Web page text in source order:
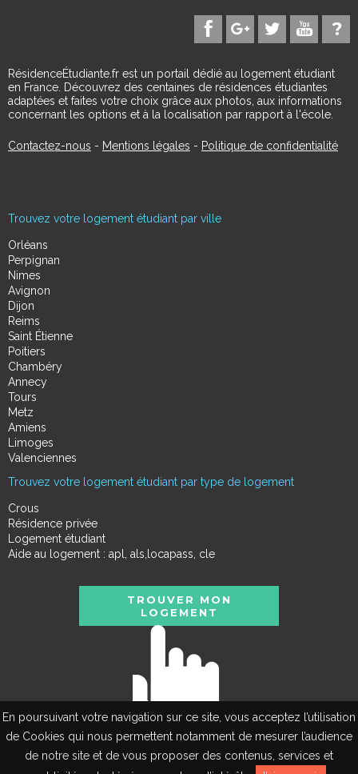
En poursuivant votre navigation sur ce site, vous acceptez l’utilisation
de Cookies qui nous permettent notamment de mesurer l’audience
de notre site et de vous proposer des contenus, services et
RésidenceÉtudiante.fr est un portail dédié au logement étudiant
en France. Découvrez des centaines de résidences étudiantes
adaptées et faites votre choix grâce aux photos, aux informations
concernant les options et à la localisation par rapport à l'école.
Contactez-nous - Mentions légales - Politique de confidentialité
Trouvez votre logement étudiant par ville
Orléans
Perpignan
Nimes
Avignon
Dijon
Reims
Saint Étienne
Poitiers
Chambéry
Annecy
Tours
Metz
Amiens
Limoges
Valenciennes
Trouvez votre logement étudiant par type de logement
Crous
Résidence privée
Logement étudiant
Aide au logement : apl, als,locapass, cle
TROUVER MON
LOGEMENT